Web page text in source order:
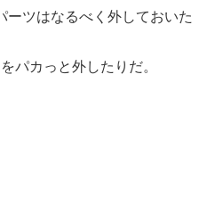
ーツはなるべく外しておいた
パカっと外したりだ。